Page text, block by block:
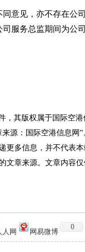
见，亦不存在公
服务总监期间为公
其版权属于国际空港
源：国际空港信息网
更多信息，并不代表
文章来源。文章内容
人网 网易微博
0